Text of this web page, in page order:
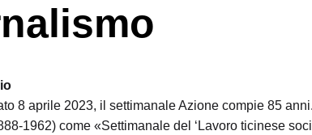
8 aprile 2023, il settimanale Azione compie 85
1962) come «Settimanale del ‘Lavoro ticinese